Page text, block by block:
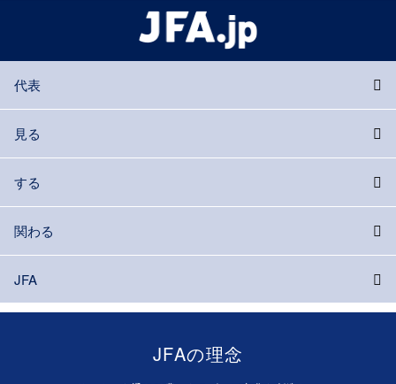
代表
見る
する
関わる
JFA
JFAの理念